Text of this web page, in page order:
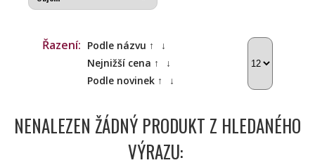
Řazení: Podle názvu ↑
↓
Nejnižší cena ↑
↓
Podle novinek ↑
↓
NENALEZEN ŽÁDNÝ PRODUKT Z HLEDANÉHO
VÝRAZU: